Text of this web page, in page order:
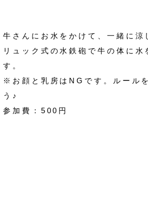
牛さんにお水をかけて、一緒に涼
リュック式の水鉄砲で牛の体に水
す。
※お顔と乳房はNGです。ルール
う♪
参加費：500円